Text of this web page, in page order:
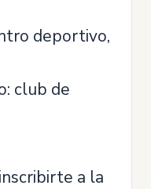
deportivo,
club de
a la